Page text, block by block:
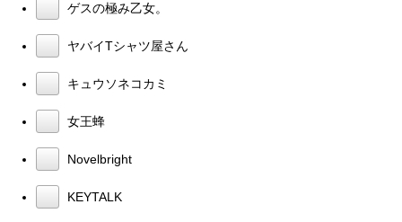
ゲスの極み乙女。
ヤバイTシャツ屋さん
キュウソネコカミ
女王蜂
Novelbright
KEYTALK